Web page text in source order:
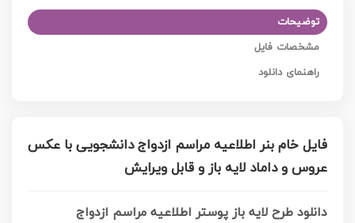
توضیحات
مشخصات فایل
راهنمای دانلود
فایل خام بنر اطلاعیه مراسم ازدواج دانشجویی با عکس
عروس و داماد لایه باز و قابل ویرایش
دانلود طرح لایه باز پوستر اطلاعیه مراسم ازدواج